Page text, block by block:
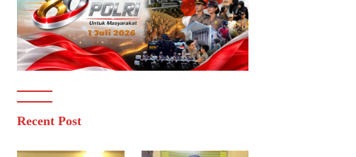
Recent Post